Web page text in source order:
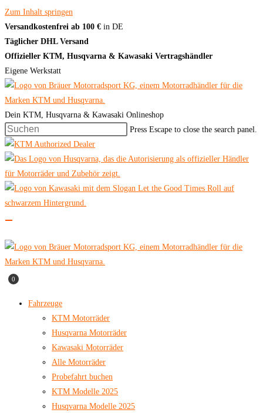
Zum Inhalt springen
Versandkostenfrei ab 100 € in DE
Täglicher DHL Versand
Offizieller KTM, Husqvarna & Kawasaki Vertragshändler
Eigene Werkstatt
Dein KTM, Husqvarna & Kawasaki Onlineshop
Press Escape to close the search panel.
0
Fahrzeuge
KTM Motorräder
Husqvarna Motorräder
Kawasaki Motorräder
Alle Motorräder
Probefahrt buchen
KTM Modelle 2025
Husqvarna Modelle 2025